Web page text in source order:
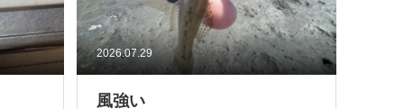
2026.07.29
風強い